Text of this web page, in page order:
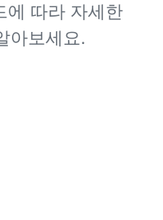
에 따라 자세한
아보세요.